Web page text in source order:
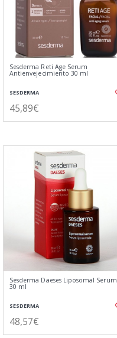
Sesderma Reti Age Serum
Antienvejecimiento 30 ml
SESDERMA
45,89€
Sesderma Daeses Liposomal Serum
30 ml
SESDERMA
48,57€